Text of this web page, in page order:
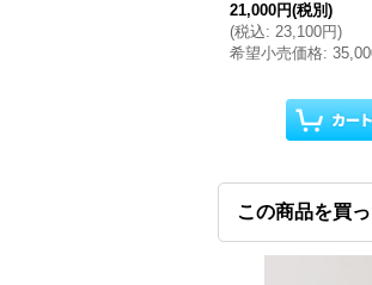
21,000円(税別)
(税込: 23,100円)
希望小売価格:
この商品を買